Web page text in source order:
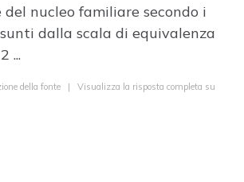
del nucleo familiare secondo i
dalla scala di equivalenza
...
della fonte | Visualizza la risposta completa su